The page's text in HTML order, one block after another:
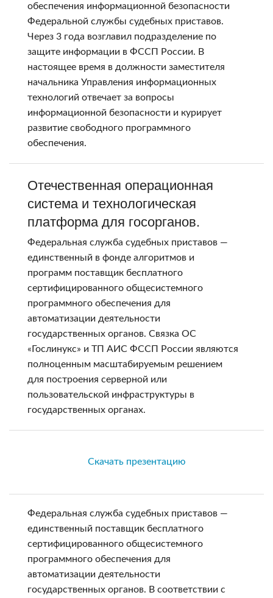
обеспечения информационной безопасности
Федеральной службы судебных приставов.
Через 3 года возглавил подразделение по
защите информации в ФССП России. В
настоящее время в должности заместителя
начальника Управления информационных
технологий отвечает за вопросы
информационной безопасности и курирует
развитие свободного программного
обеспечения.
Отечественная операционная
система и технологическая
платформа для госорганов.
Федеральная служба судебных приставов —
единственный в фонде алгоритмов и
программ поставщик бесплатного
сертифицированного общесистемного
программного обеспечения для
автоматизации деятельности
государственных органов. Связка ОС
«Гослинукс» и ТП АИС ФССП России являются
полноценным масштабируемым решением
для построения серверной или
пользовательской инфраструктуры в
государственных органах.
Скачать презентацию
Федеральная служба судебных приставов —
единственный поставщик бесплатного
сертифицированного общесистемного
программного обеспечения для
автоматизации деятельности
государственных органов. В соответствии с